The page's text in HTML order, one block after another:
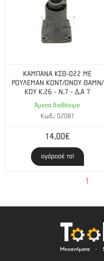
ΚΑΜΠΑΝΑ ΚΣΘ-022 ΜΕ
ΡΟΥΛΕΜΑΝ ΚΟΝΤ/ΟΝΟΥ ΘΑΜΝ/
ΚΟΥ Κ.26 - Ν.7 - Δ.Α 7
Άμεσα διαθέσιμο
Κωδ.: 02081
14,00€
αγόρασέ το!
1